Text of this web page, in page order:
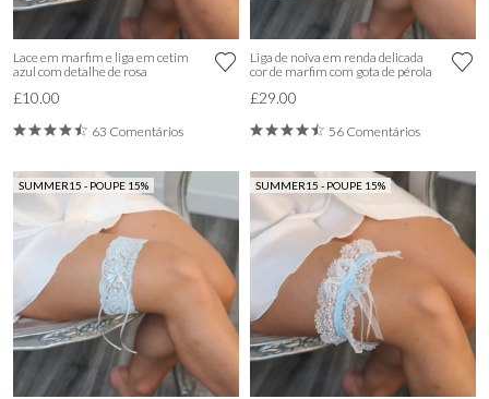
Lace em marfim e liga em cetim
azul com detalhe de rosa
£10.00
63 Comentários
Liga de noiva em renda delicada
cor de marfim com gota de pérola
£29.00
56 Comentários
SUMMER15 - POUPE 15% SUMMER15 - POUPE 15%